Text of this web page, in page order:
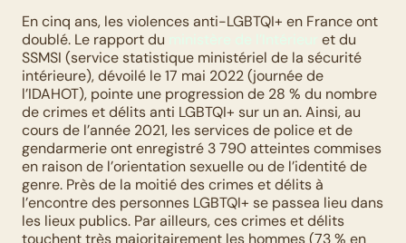
En cinq ans, les violences anti-LGBTQI+ en France ont
doublé. Le rapport du
et du
SSMSI (service statistique ministériel de la sécurité
intérieure), dévoilé le 17 mai 2022 (journée de
l’IDAHOT), pointe une progression de 28 % du nombre
de crimes et délits anti LGBTQI+ sur un an. Ainsi, au
cours de l’année 2021, les services de police et de
gendarmerie ont enregistré 3 790 atteintes commises
en raison de l’orientation sexuelle ou de l’identité de
genre. Près de la moitié des crimes et délits à
l’encontre des personnes LGBTQI+ se passea lieu dans
les lieux publics. Par ailleurs, ces crimes et délits
touchent très majoritairement les hommes (73 % en